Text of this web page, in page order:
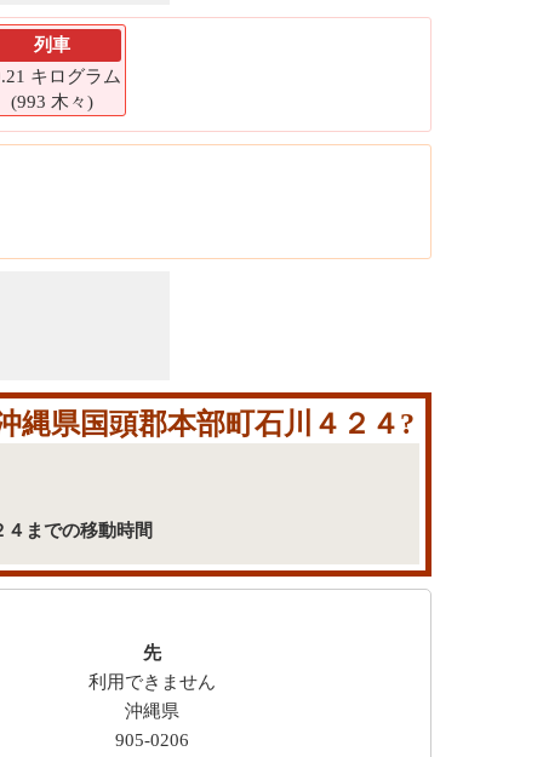
列車
キログラム
(993 木々)
縄県国頭郡本部町石川４２４?
までの移動時間
先
利用できません
沖縄県
905-0206